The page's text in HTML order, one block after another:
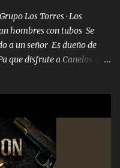
Los Torres · Los
hombres con tubos Se
a un señor Es dueño de
que disfrute a Canelos Es
de grandes por eso hay
para atender los deberes
de confianza tengo gente
Pariente 7 arreglan